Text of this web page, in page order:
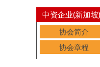
中资企业(新加
协会简介
协会章程